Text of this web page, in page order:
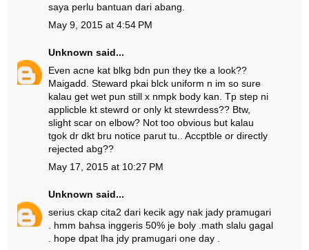
saya perlu bantuan dari abang.
May 9, 2015 at 4:54 PM
Unknown said...
Even acne kat blkg bdn pun they tke a look??
Maigadd. Steward pkai blck uniform n im so sure
kalau get wet pun still x nmpk body kan. Tp step ni
applicble kt stewrd or only kt stewrdess?? Btw,
slight scar on elbow? Not too obvious but kalau
tgok dr dkt bru notice parut tu.. Accptble or directly
rejected abg??
May 17, 2015 at 10:27 PM
Unknown said...
serius ckap cita2 dari kecik agy nak jady pramugari
. hmm bahsa inggeris 50% je boly .math slalu gagal
. hope dpat lha jdy pramugari one day .